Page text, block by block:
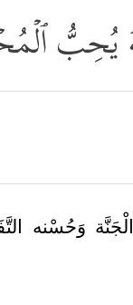
یُحِبُّ
وَحُسْنه